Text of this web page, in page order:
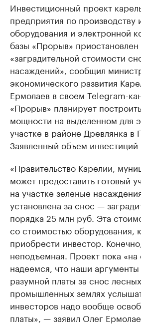
Инвестиционный проект
предприятия по производству
оборудования и электронной
базы «Прорыв» приостановлен
«заградительной стоимости
насаждений», сообщил
экономического развития
Ермолаев в своем Telegram-
«Прорыв» планирует
мощности на выделенном для
участке в районе Древлянка в
Заявленный объем
«Правительство Карелии,
может предоставить готовый
на участке зеленые
установлена за снос —
порядка 25 млн руб. Эта
со стоимостью оборудования,
приобрести инвестор.
неподъемная. Проект пока
надеемся, что наши
разумной платы за снос
промышленных землях
инвесторов надо вообще
платы», — заявил Олег